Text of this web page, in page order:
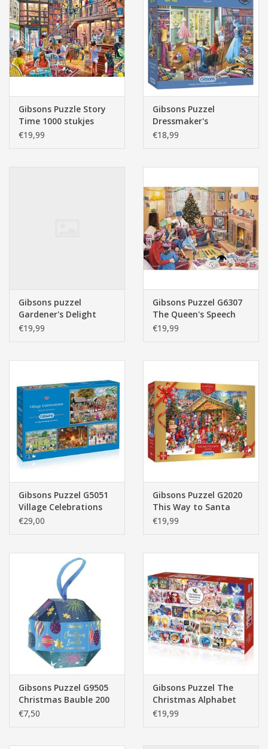
Veiligheid
Pasen
Gibsons Puzzle Story
Time 1000 stukjes
€19,99
Gibsons Puzzel
Dressmaker's
Daughter 500XL
€18,99
Gibsons puzzel
Gardener's Delight
1000 stukjes
€19,99
Gibsons Puzzel G6307
The Queen's Speech
1000 stukjes
€19,99
Gibsons Puzzel G5051
Village Celebrations
4x500 stukjes
€29,00
Gibsons Puzzel G2020
This Way to Santa
1000 stukjes
€19,99
Gibsons Puzzel G9505
Christmas Bauble 200
stukjes
€7,50
Gibsons Puzzel The
Christmas Alphabet
1000 stukjes
€19,99